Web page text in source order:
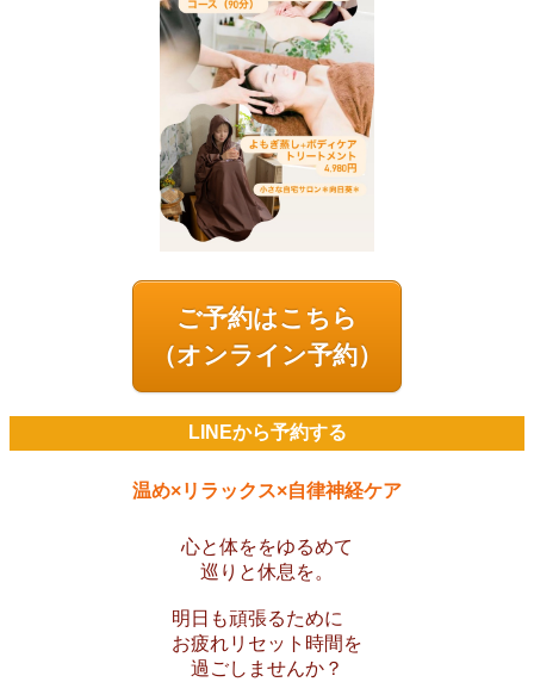
ご予約はこちら
（オンライン予約）
LINEから予約する
温め×リラックス×自律神経ケア
心と体ををゆるめて
巡りと休息を。
明日も頑張るために
お疲れリセット時間を
過ごしませんか？